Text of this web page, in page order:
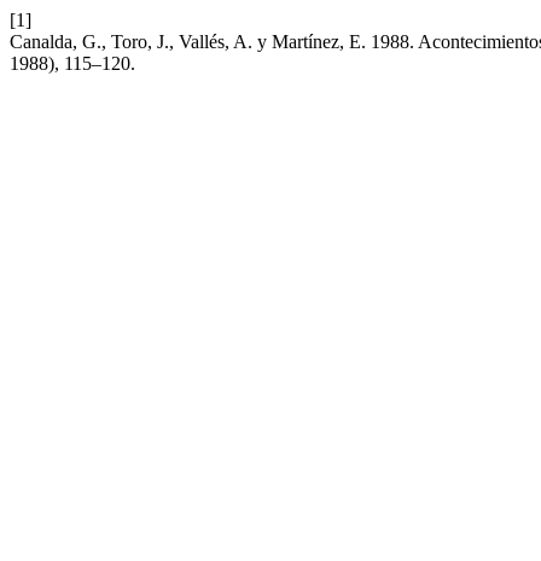
[1]
Canalda, G., Toro, J., Vallés, A. y Martínez, E. 1988.
1988), 115–120.